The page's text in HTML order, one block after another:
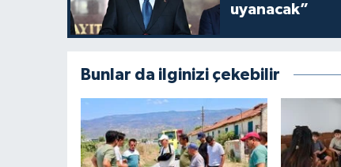
uyanacak”
Bunlar da ilginizi çekebilir